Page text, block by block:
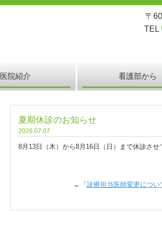
〒
TEL
医院紹介 看護部から
夏期休診のお知らせ
2026.07.07
8月13日（木）から8月16日（日）まで休診させ
←「 診療担当医師変更につい